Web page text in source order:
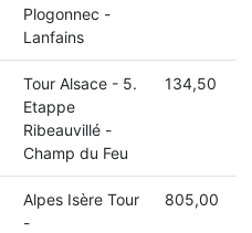
Plogonnec -
Lanfains
Tour Alsace - 5.
Etappe
Ribeauvillé -
Champ du Feu
134,50
Alpes Isère Tour
-
805,00